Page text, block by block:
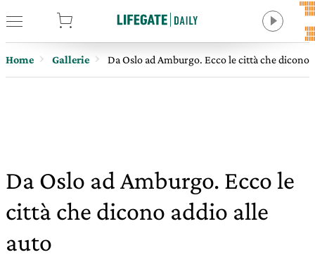
Home Gallerie Da Oslo ad Amburgo. Ecco le città che dicono
Da Oslo ad Amburgo. Ecco le
città che dicono addio alle
auto